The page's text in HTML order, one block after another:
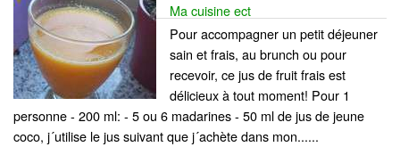
Ma cuisine ect
Pour accompagner un petit déjeuner
sain et frais, au brunch ou pour
recevoir, ce jus de fruit frais est
délicieux à tout moment! Pour 1
personne - 200 ml: - 5 ou 6 madarines - 50 ml de jus de jeune
coco, j´utilise le jus suivant que j´achète dans mon......